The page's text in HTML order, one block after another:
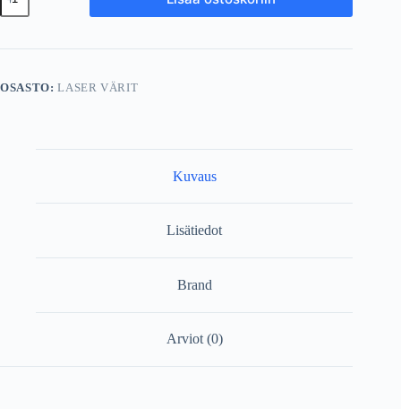
9629A002
EXV
määrä
OSASTO:LASER VÄRIT
Kuvaus
Lisätiedot
Brand
Arviot (0)